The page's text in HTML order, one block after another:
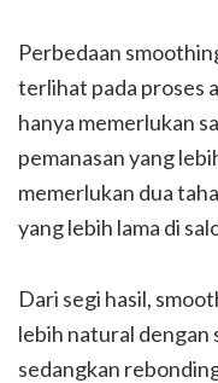
Perbedaan
terlihat pada proses
hanya memerlukan
pemanasan yang
memerlukan dua
yang lebih lama di
Dari segi hasil,
lebih natural dengan
sedangkan